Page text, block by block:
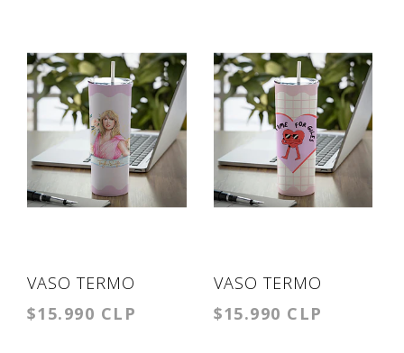
VASO TERMO
TUMBLER TAYLOR
$15.990 CLP
VASO TERMO
TUMBLER NO TIME
$15.990 CLP